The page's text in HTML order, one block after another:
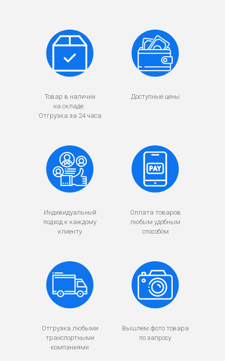
Товар в наличии
на складе.
Отгрузка за 24 часа
Доступные цены
Индивидуальный
подход к каждому
клиенту
Оплата товаров
любым удобным
способом
Отгрузка любыми
транспортными
компаниями
Вышлем фото товара
по запросу